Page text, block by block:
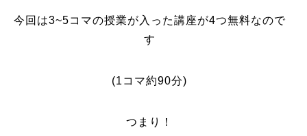
今回は3~5コマの授業が入った講座が4つ無料なので
す
(1コマ約90分)
つまり！